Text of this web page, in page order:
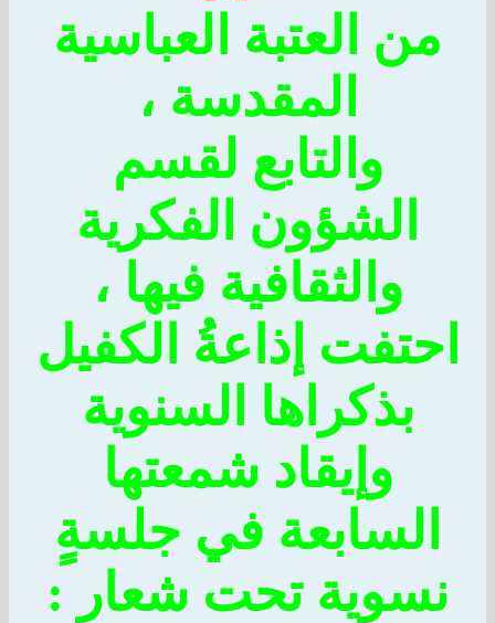
العتبة العباسية
المقدسة ،
والتابع لقسم
الشؤون الفكرية
والثقافية فيها ،
إذاعةُ الكفيل
بذكراها السنوية
وإيقاد شمعتها
في جلسةٍ
تحت شعار :